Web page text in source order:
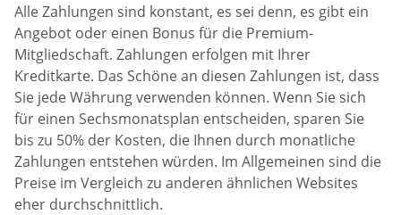
Alle Zahlungen sind konstant, es sei denn, es gibt ein
Angebot oder einen Bonus für die Premium-
Mitgliedschaft. Zahlungen erfolgen mit Ihrer
Kreditkarte. Das Schöne an diesen Zahlungen ist, dass
Sie jede Währung verwenden können. Wenn Sie sich
für einen Sechsmonatsplan entscheiden, sparen Sie
bis zu 50% der Kosten, die Ihnen durch monatliche
Zahlungen entstehen würden. Im Allgemeinen sind die
Preise im Vergleich zu anderen ähnlichen Websites
eher durchschnittlich.